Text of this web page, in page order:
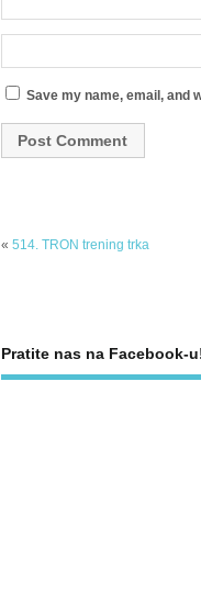
Save my name, email, and
« 514. TRON trening trka
Pratite nas na Facebook-